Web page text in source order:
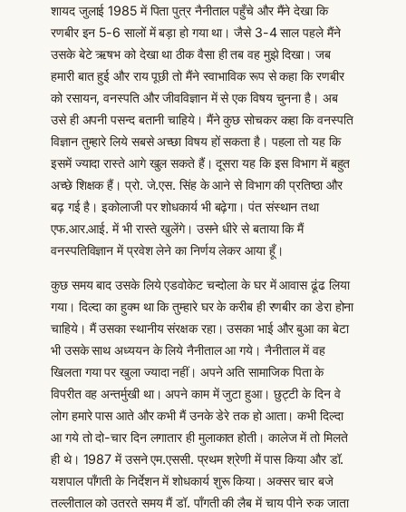
शायद जुलाई 1985 में पिता पुत्र नैनीताल पहुँचे और मैंने देखा कि
रणबीर इन 5-6 सालों में बड़ा हो गया था। जैसे 3-4 साल पहले मैंने
उसके बेटे ऋषभ को देखा था ठीक वैसा ही तब वह मुझे दिखा। जब
हमारी बात हुई और राय पूछी तो मैंने स्वाभाविक रूप से कहा कि रणबीर
को रसायन, वनस्पति और जीवविज्ञान में से एक विषय चुनना है। अब
उसे ही अपनी पसन्द बतानी चाहिये। मैंने कुछ सोचकर कहा कि वनस्पति
विज्ञान तुम्हारे लिये सबसे अच्छा विषय हों सकता है। पहला तो यह कि
इसमें ज्यादा रास्ते आगे खुल सकते हैं। दूसरा यह कि इस विभाग में बहुत
अच्छे शिक्षक हैं। प्रो. जे.एस. सिंह के आने से विभाग की प्रतिष्ठा और
बढ़ गई है। इकोलाजी पर शोधकार्य भी बढ़ेगा। पंत संस्थान तथा
एफ.आर.आई. में भी रास्ते खुलेंगे। उसने धीरे से बताया कि मैं
वनस्पतिविज्ञान में प्रवेश लेने का निर्णय लेकर आया हूँ।
कुछ समय बाद उसके लिये एडवोकेट चन्दोला के घर में आवास ढूंढ लिया
गया। दिल्दा का हुक्म था कि तुम्हारे घर के करीब ही रणबीर का डेरा होना
चाहिये। मैं उसका स्थानीय संरक्षक रहा। उसका भाई और बुआ का बेटा
भी उसके साथ अध्ययन के लिये नैनीताल आ गये। नैनीताल में वह
खिलता गया पर खुला ज्यादा नहीं। अपने अति सामाजिक पिता के
विपरीत वह अन्तर्मुखी था। अपने काम में जुटा हुआ। छुट्टी के दिन वे
लोग हमारे पास आते और कभी मैं उनके डेरे तक हो आता। कभी दिल्दा
आ गये तो दो-चार दिन लगातार ही मुलाकात होती। कालेज में तो मिलते
ही थे। 1987 में उसने एम.एससी. प्रथम श्रेणी में पास किया और डॉ.
यशपाल पाँगती के निर्देशन में शोधकार्य शुरू किया। अक्सर चार बजे
तल्लीताल को उतरते समय मैं डॉ. पाँगती की लैब में चाय पीने रुक जाता